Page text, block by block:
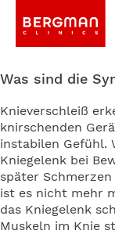
Was sind die
Knieverschleiß
knirschenden
instabilen Gefühl.
Kniegelenk bei
später
ist es nicht mehr
das Kniegelenk
Muskeln im Knie